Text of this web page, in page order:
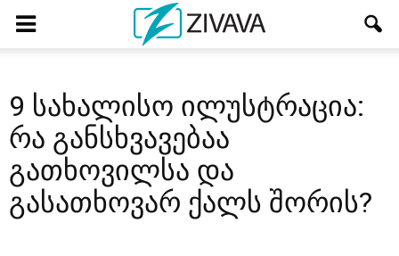
9 სახალისო ილუსტრაცია:
რა განსხვავებაა
გათხოვილსა და
გასათხოვარ ქალს შორის?